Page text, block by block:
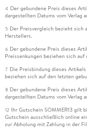
4 Der gebundene Preis dieses
dargestellten Datums vom Verlag
5 Der Preisvergleich bezieht sich
Herstellers.
6 Der gebundene Preis dieses
Preissenkungen beziehen sich
7 Die Preisbindung dieses
beziehen sich auf den letzten
8 Der gebundene Preis dieses
dargestellten Datums vom Verlag
12 Ihr Gutschein SOMMER13 gilt
Gutschein ausschließlich online
zur Abholung mit Zahlung in der